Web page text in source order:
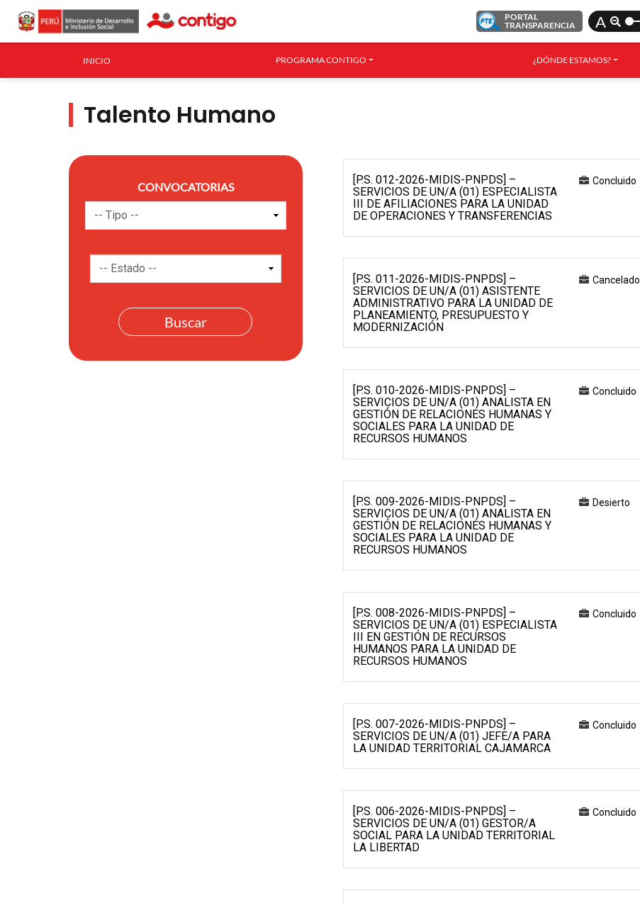
PORTAL
TRANSPARENCIA
A
INICIO PROGRAMA CONTIGO ¿DÓNDE ESTAMOS?
Talento Humano
CONVOCATORIAS
[P.S. 012-2026-MIDIS-PNPDS] –
SERVICIOS DE UN/A (01) ESPECIALISTA
III DE AFILIACIONES PARA LA UNIDAD
DE OPERACIONES Y TRANSFERENCIAS
Concluido
[P.S. 011-2026-MIDIS-PNPDS] –
SERVICIOS DE UN/A (01) ASISTENTE
ADMINISTRATIVO PARA LA UNIDAD DE
PLANEAMIENTO, PRESUPUESTO Y
MODERNIZACIÓN
Cancelado
[P.S. 010-2026-MIDIS-PNPDS] –
SERVICIOS DE UN/A (01) ANALISTA EN
GESTIÓN DE RELACIONES HUMANAS Y
SOCIALES PARA LA UNIDAD DE
RECURSOS HUMANOS
Concluido
[P.S. 009-2026-MIDIS-PNPDS] –
SERVICIOS DE UN/A (01) ANALISTA EN
GESTIÓN DE RELACIONES HUMANAS Y
SOCIALES PARA LA UNIDAD DE
RECURSOS HUMANOS
Desierto
[P.S. 008-2026-MIDIS-PNPDS] –
SERVICIOS DE UN/A (01) ESPECIALISTA
III EN GESTIÓN DE RECURSOS
HUMANOS PARA LA UNIDAD DE
RECURSOS HUMANOS
Concluido
[P.S. 007-2026-MIDIS-PNPDS] –
SERVICIOS DE UN/A (01) JEFE/A PARA
LA UNIDAD TERRITORIAL CAJAMARCA
Concluido
[P.S. 006-2026-MIDIS-PNPDS] –
SERVICIOS DE UN/A (01) GESTOR/A
SOCIAL PARA LA UNIDAD TERRITORIAL
LA LIBERTAD
Concluido